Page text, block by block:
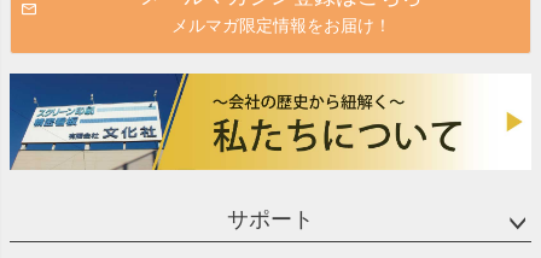
メルマガ限定情報をお届け！
サポート